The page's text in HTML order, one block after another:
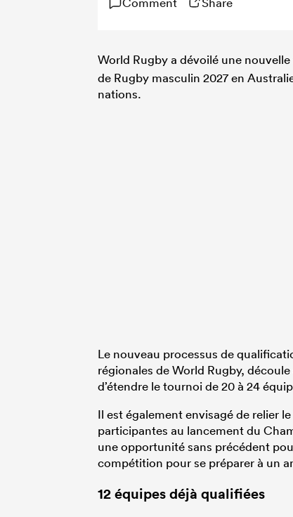
World Rugby a dévoilé une
de Rugby masculin 2027 en
nations.
Le nouveau processus de
régionales de World Rugby,
d’étendre le tournoi de 20 à 24
Il est également envisagé de relier
participantes au lancement du
une opportunité sans précédent
compétition pour se préparer à un
12 équipes déjà qualifiées